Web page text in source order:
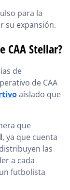
para la
su expansión.
CAA Stellar?
de
de CAA
aislado que
que
, ya que cuenta
las
a cada
futbolista